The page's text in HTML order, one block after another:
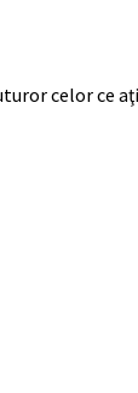
celor ce